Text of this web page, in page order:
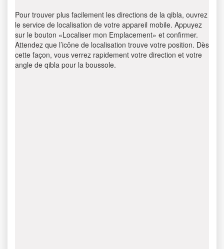
Pour trouver plus facilement les directions de la qibla, ouvrez
le service de localisation de votre appareil mobile. Appuyez
sur le bouton «Localiser mon Emplacement» et confirmer.
Attendez que l’icône de localisation trouve votre position. Dès
cette façon, vous verrez rapidement votre direction et votre
angle de qibla pour la boussole.